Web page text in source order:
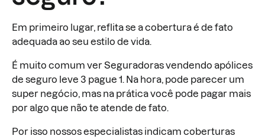
Em primeiro lugar, reflita se a cobertura é de fato
adequada ao seu estilo de vida.
É muito comum ver Seguradoras vendendo apólices
de seguro leve 3 pague 1. Na hora, pode parecer um
super negócio, mas na prática você pode pagar mais
por algo que não te atende de fato.
Por isso nossos especialistas indicam coberturas